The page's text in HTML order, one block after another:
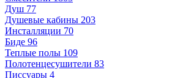
Душ 77
Душевые кабины 203
Инсталляции 70
Биде 96
Теплые полы 109
Полотенцесушители 83
Писсуары 4